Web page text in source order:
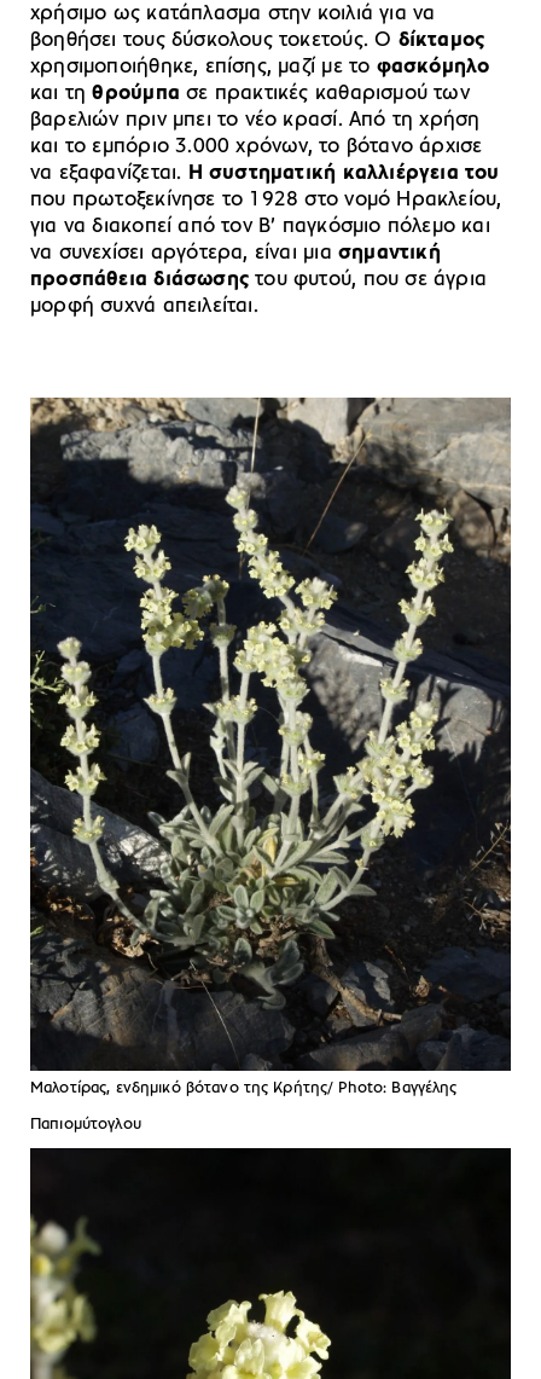
χρήσιμο ως κατάπλασμα στην κοιλιά για να
βοηθήσει τους δύσκολους τοκετούς. Ο δίκταμος
χρησιμοποιήθηκε, επίσης, μαζί με το φασκόμηλο
και τηθρούμπα σε πρακτικές καθαρισμού των
βαρελιών πριν μπει το νέο κρασί. Από τη χρήση
και το εμπόριο 3.000 χρόνων, το βότανο άρχισε
να εξαφανίζεται. Η συστηματική καλλιέργεια του
που πρωτοξεκίνησε το 1928 στο νομό Ηρακλείου,
για να διακοπεί από τον Β’ παγκόσμιο πόλεμο και
να συνεχίσει αργότερα, είναι μια σημαντική
προσπάθεια διάσωσης του φυτού, που σε άγρια
μορφή συχνά απειλείται.
Μαλοτίρας, ενδημικό βότανο της Κρήτης/ Photo: Βαγγέλης
Παπιομύτογλου